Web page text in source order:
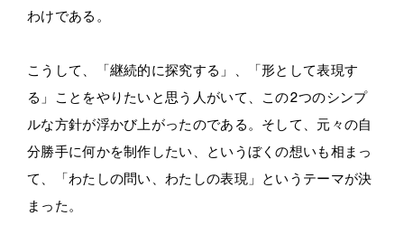
わけである。
こうして、「継続的に探究する」、「形として表現す
る」ことをやりたいと思う人がいて、この2つのシンプ
ルな方針が浮かび上がったのである。そして、元々の自
分勝手に何かを制作したい、というぼくの想いも相まっ
て、「わたしの問い、わたしの表現」というテーマが決
まった。